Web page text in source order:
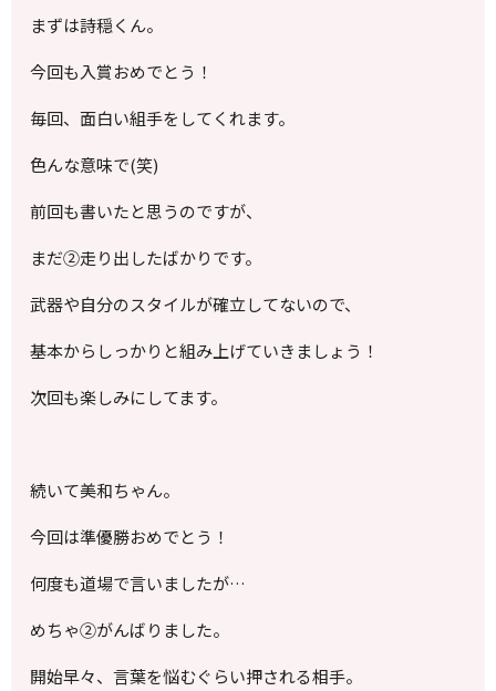
まずは詩穏くん。
今回も入賞おめでとう！
毎回、面白い組手をしてくれます。
色んな意味で(笑)
前回も書いたと思うのですが、
まだ②走り出したばかりです。
武器や自分のスタイルが確立してないので、
基本からしっかりと組み上げていきましょう！
次回も楽しみにしてます。
続いて美和ちゃん。
今回は準優勝おめでとう！
何度も道場で言いましたが…
めちゃ②がんばりました。
開始早々、言葉を悩むぐらい押される相手。